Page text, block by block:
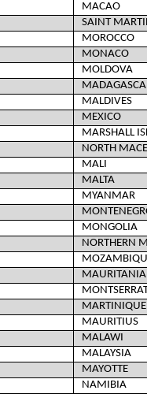
MACAO
SAINT
MOROCCO
MONACO
MOLDOVA
MALDIVES
MEXICO
MARSHALL
NORTH
MALI
MALTA
MYANMAR
MONGOLIA
NORTHERN
MAURITANIA
MARTINIQUE
MAURITIUS
MALAWI
MALAYSIA
MAYOTTE
NAMIBIA